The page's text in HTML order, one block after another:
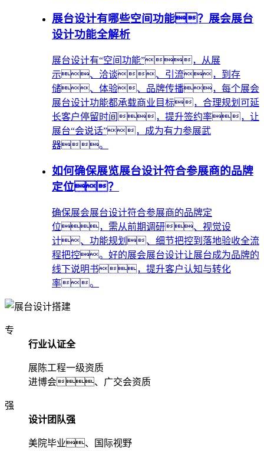
展台设计有哪些空间功能？展会展台
设计功能全解析
展台设计有“空间功能”，从展
示、洽谈、引流，到存
储、体验、品牌传播，每个展会
展台设计功能都承载商业目标，合理规划可延
长客户停留时间，提升签约率，让
展台“会说话”，成为有力参展武
器。
如何确保展览展台设计符合参展商的品牌
定位？
确保展会展台设计符合参展商的品牌定
位，需从前期调研、视觉设
计、功能规划、细节把控到落地验收全流
程把控。好的展会展台设计让展台成为品牌的
线下说明书，提升客户认知与转化
率。
专
行业认证全
展陈工程一级资质
进博会、广交会资质
强
设计团队强
美院毕业、国际视野